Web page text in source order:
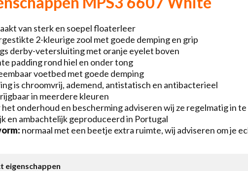
van sterk en soepel floaterleer
2-kleurige zool met goede demping en grip
derby-vetersluiting met oranje eyelet boven
padding rond hiel en onder tong
voetbed met goede demping
is chroomvrij, ademend, antistatisch en antibacterieel
in meerdere kleuren
het onderhoud en bescherming adviseren wij ze regelmatig in
en ambachtelijk geproduceerd in Portugal
normaal met een beetje extra ruimte, wij adviseren om je
eigenschappen